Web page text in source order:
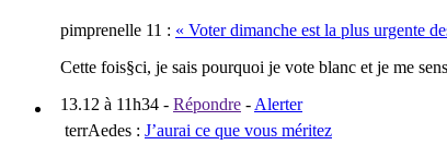
pimprenelle 11 : « Voter dimanche est la plus urgente
Cette fois§ci, je sais pourquoi je vote blanc et je me
13.12 à 11h34 - Répondre - Alerter
terrAedes : J’aurai ce que vous méritez